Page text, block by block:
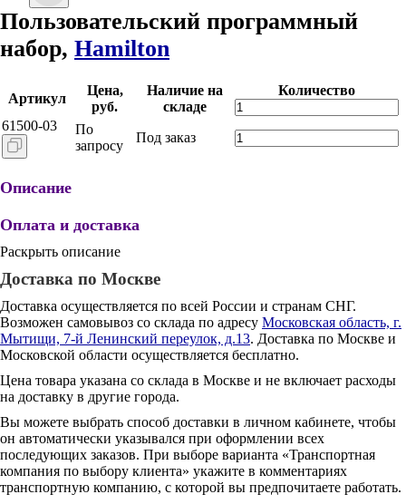
Пользовательский программный
набор, Hamilton
Артикул
Цена,
руб.
Наличие на
складе
Количество
61500-03
По
запросу
Под заказ
Описание
Оплата и доставка
Раскрыть описание
Доставка по Москве
Доставка осуществляется по всей России и странам СНГ.
Возможен самовывоз со склада по адресу Московская область, г.
Мытищи, 7-й Ленинский переулок, д.13. Доставка по Москве и
Московской области осуществляется бесплатно.
Цена товара указана со склада в Москве и не включает расходы
на доставку в другие города.
Вы можете выбрать способ доставки в личном кабинете, чтобы
он автоматически указывался при оформлении всех
последующих заказов. При выборе варианта «Транспортная
компания по выбору клиента» укажите в комментариях
транспортную компанию, с которой вы предпочитаете работать.